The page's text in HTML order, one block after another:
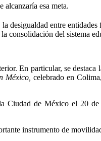
alcanzaría esa meta.
la desigualdad entre
consolidación del sistema
En particular, se
México, celebrado en
Ciudad de México el 20
instrumento de